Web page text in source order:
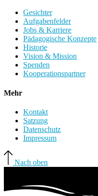
Gesichter
Aufgabenfelder
Jobs & Karriere
Pädagogische Konzepte
Historie
Vision & Mission
Spenden
Kooperationspartner
Mehr
Kontakt
Satzung
Datenschutz
Impressum
Nach oben